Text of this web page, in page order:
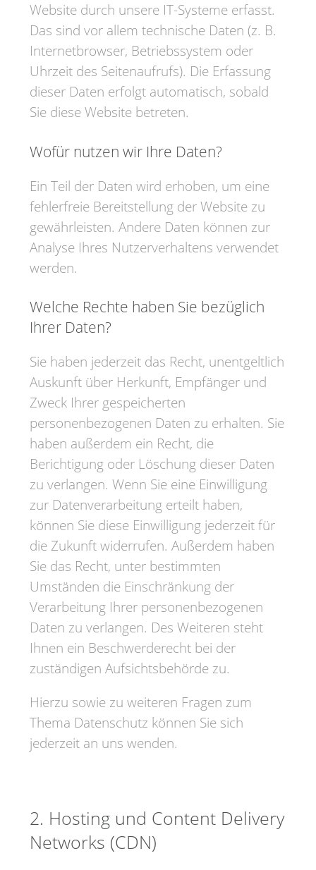
Website durch unsere IT-Systeme erfasst.
Das sind vor allem technische Daten (z. B.
Internetbrowser, Betriebssystem oder
Uhrzeit des Seitenaufrufs). Die Erfassung
dieser Daten erfolgt automatisch, sobald
Sie diese Website betreten.
Wofür nutzen wir Ihre Daten?
Ein Teil der Daten wird erhoben, um eine
fehlerfreie Bereitstellung der Website zu
gewährleisten. Andere Daten können zur
Analyse Ihres Nutzerverhaltens verwendet
werden.
Welche Rechte haben Sie bezüglich
Ihrer Daten?
Sie haben jederzeit das Recht, unentgeltlich
Auskunft über Herkunft, Empfänger und
Zweck Ihrer gespeicherten
personenbezogenen Daten zu erhalten. Sie
haben außerdem ein Recht, die
Berichtigung oder Löschung dieser Daten
zu verlangen. Wenn Sie eine Einwilligung
zur Datenverarbeitung erteilt haben,
können Sie diese Einwilligung jederzeit für
die Zukunft widerrufen. Außerdem haben
Sie das Recht, unter bestimmten
Umständen die Einschränkung der
Verarbeitung Ihrer personenbezogenen
Daten zu verlangen. Des Weiteren steht
Ihnen ein Beschwerderecht bei der
zuständigen Aufsichtsbehörde zu.
Hierzu sowie zu weiteren Fragen zum
Thema Datenschutz können Sie sich
jederzeit an uns wenden.
2. Hosting und Content Delivery
Networks (CDN)